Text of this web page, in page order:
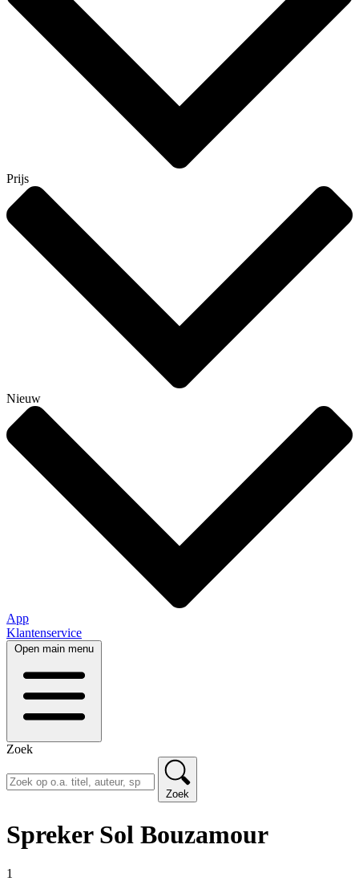
Prijs
Nieuw
App
Klantenservice
Open main menu
Zoek
Zoek
Spreker Sol Bouzamour
1